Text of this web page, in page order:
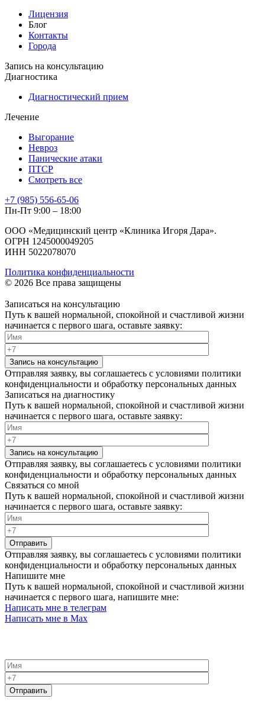
Лицензия
Блог
Контакты
Города
Запись на консультацию
Диагностика
Диагностический прием
Лечение
Выгорание
Невроз
Панические атаки
ПТСР
Смотреть все
+7 (985) 556-65-06
Пн-Пт 9:00 – 18:00
ООО «Медицинский центр «Клиника Игоря Дара».
ОГРН 1245000049205
ИНН 5022078070
Политика конфиденциальности
© 2026 Все права защищены
Записаться на консультацию
Путь к вашей нормальной, спокойной и счастливой жизни
начинается с первого шага, оставьте заявку:
Запись на консультацию
Отправляя заявку, вы соглашаетесь с условиями политики
конфиденциальности и обработку персональных данных
Записаться на диагностику
Путь к вашей нормальной, спокойной и счастливой жизни
начинается с первого шага, оставьте заявку:
Запись на консультацию
Отправляя заявку, вы соглашаетесь с условиями политики
конфиденциальности и обработку персональных данных
Связаться со мной
Путь к вашей нормальной, спокойной и счастливой жизни
начинается с первого шага, оставьте заявку:
Отправить
Отправляя заявку, вы соглашаетесь с условиями политики
конфиденциальности и обработку персональных данных
Напишите мне
Путь к вашей нормальной, спокойной и счастливой жизни
начинается с первого шага, напишите мне:
Написать мне в телеграм
Написать мне в Max
Отправить